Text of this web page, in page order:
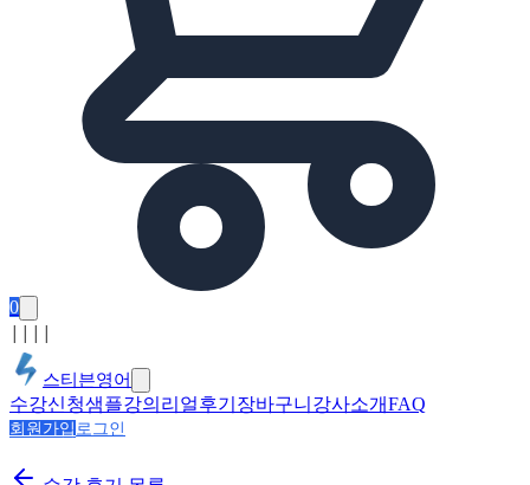
0
스티븐영어
수강신청샘플강의 리얼후기 장바구니 강사소개FAQ
회원가입 로그인